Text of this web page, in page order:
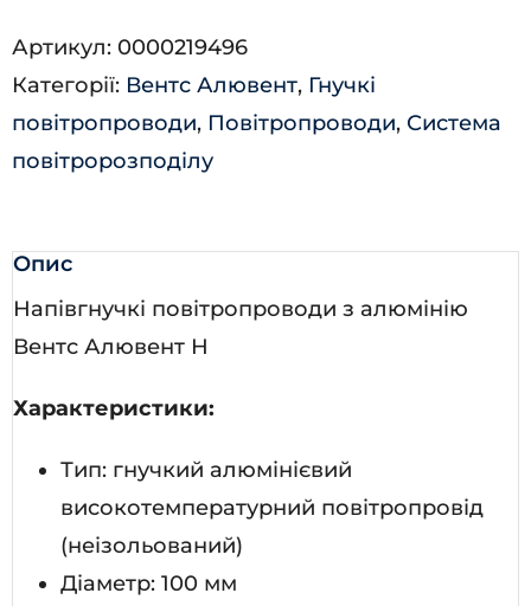
кількість
Артикул: 0000219496
Категорії: Вентс Алювент, Гнучкі
повітропроводи, Повітропроводи, Система
повітророзподілу
Опис
Напівгнучкі повітропроводи з алюмінію
Вентс Алювент Н
Характеристики:
Тип: гнучкий алюмінієвий
високотемпературний повітропровід
(неізольований)
Діаметр: 100 мм